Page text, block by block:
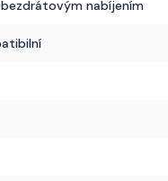
nabíjením